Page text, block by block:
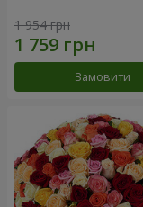
1 954 грн
Замовити